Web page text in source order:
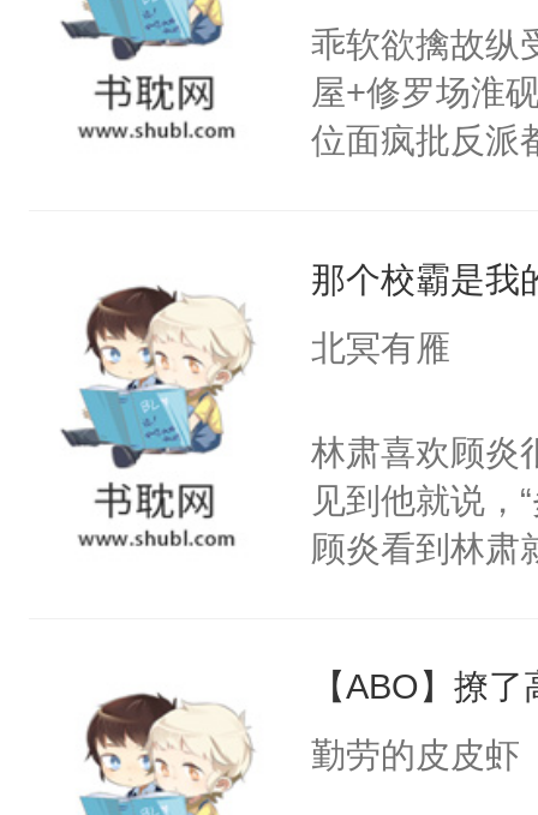
乖软欲擒故纵
屋+修罗场淮
位面疯批反派
哦。”淮砚戴
外的价钱。”
男人的身份，
攥住脚腕。男
砚，你没有选
在这里……”容
大的羽翼，
语。“我的小
远……忠诚于
那个校霸是我
北冥有雁
林肃喜欢顾炎
见到他就说，
顾炎看到林肃
个得此生此
地想着。“听
【ABO】撩
勤劳的皮皮虾